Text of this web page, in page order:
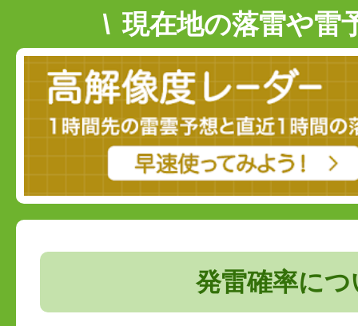
現在地の落雷や雷
発雷確率につ